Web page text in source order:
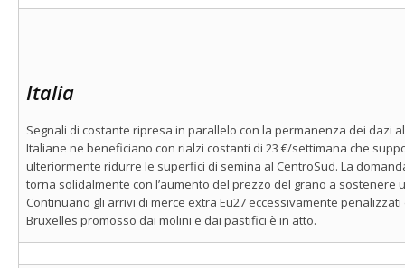
Italia
Segnali di costante ripresa in parallelo con la permanenza dei dazi
Italiane ne beneficiano con rialzi costanti di 23 €/settimana che
ulteriormente ridurre le superfici di semina al CentroSud. La
torna solidalmente con l’aumento del prezzo del grano a sostenere
Continuano gli arrivi di merce extra Eu27 eccessivamente
Bruxelles promosso dai molini e dai pastifici è in atto.